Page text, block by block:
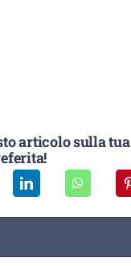
articolo sulla tua